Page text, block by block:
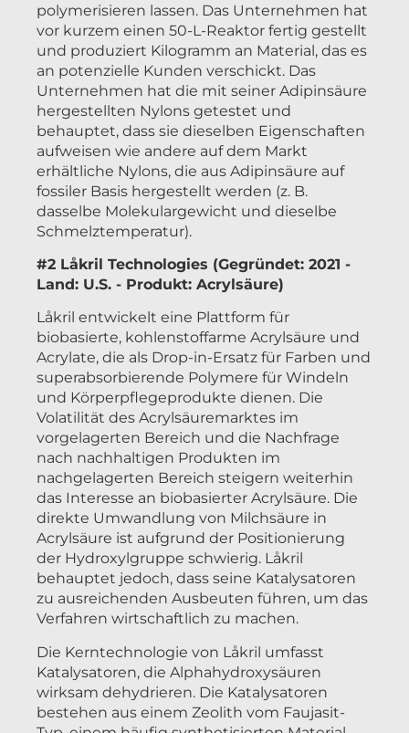
polymerisieren lassen. Das Unternehmen hat
vor kurzem einen 50-L-Reaktor fertig gestellt
und produziert Kilogramm an Material, das es
an potenzielle Kunden verschickt. Das
Unternehmen hat die mit seiner Adipinsäure
hergestellten Nylons getestet und
behauptet, dass sie dieselben Eigenschaften
aufweisen wie andere auf dem Markt
erhältliche Nylons, die aus Adipinsäure auf
fossiler Basis hergestellt werden (z. B.
dasselbe Molekulargewicht und dieselbe
Schmelztemperatur).
#2 Låkril Technologies (Gegründet: 2021 -
Land: U.S. - Produkt: Acrylsäure)
Låkril entwickelt eine Plattform für
biobasierte, kohlenstoffarme Acrylsäure und
Acrylate, die als Drop-in-Ersatz für Farben und
superabsorbierende Polymere für Windeln
und Körperpflegeprodukte dienen. Die
Volatilität des Acrylsäuremarktes im
vorgelagerten Bereich und die Nachfrage
nach nachhaltigen Produkten im
nachgelagerten Bereich steigern weiterhin
das Interesse an biobasierter Acrylsäure. Die
direkte Umwandlung von Milchsäure in
Acrylsäure ist aufgrund der Positionierung
der Hydroxylgruppe schwierig. Låkril
behauptet jedoch, dass seine Katalysatoren
zu ausreichenden Ausbeuten führen, um das
Verfahren wirtschaftlich zu machen.
Die Kerntechnologie von Låkril umfasst
Katalysatoren, die Alphahydroxysäuren
wirksam dehydrieren. Die Katalysatoren
bestehen aus einem Zeolith vom Faujasit-